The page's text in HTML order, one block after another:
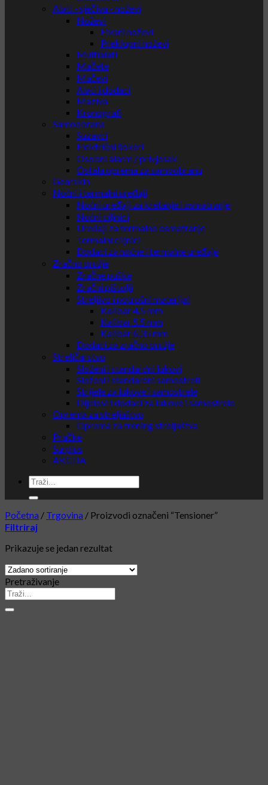
Alati - sječiva - noževi
Noževi
Fiksni noževi
Preklopni noževi
Multialati
Mačete
Mačevi
Alati i dodaci
Maziva
Kronografi
Samoobrana
Suzavci
Električni šokeri
Osobni alarm / privjesak
Ostala oprema za samoobranu
Gearskin
Noćni i termalni uređaji
Noćni uređaji za kretanje i osmatranje
Noćni ciljnici
Uređaji za termalno osmatranje
Termalni ciljnici
Dodaci za noćne i termalne uređaje
Zračno oružje
Zračne puške
Zračni pištolji
Streljivo i potrošni materijal
Kalibar 4.5 mm
Kalibar 5.5 mm
Kalibar 6.35 mm
Dodaci za zračno oružje
Streličarstvo
Složeni i standardni lukovi
Složeni i standardni samostreli
Strijele za lukove i samostrele
Dijelovi i dodaci za lukove i samostrele
Oprema za streljaštvo
Oprema za trening streljaštva
Pračke
Surplus
AKCIJA
Početna / Trgovina / Proizvodi označeni “Tensioner”
Filtriraj
Prikazuje se jedan rezultat
Pretraživanje